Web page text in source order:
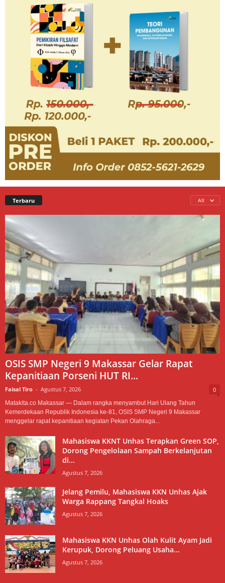
Terbaru All
OSIS SMP Negeri 9 Makassar Gelar Rapat
Kepanitiaan Porseni HUT RI...
Faisal Tiro - Agustus 7, 2026 0
Matakita.co Makassar — Dalam rangka menyambut Hari Ulang Tahun
Kemerdekaan Republik Indonesia ke-81, OSIS SMP Negeri 9 Makassar
menggelar rapat kepanitiaan kegiatan Pekan Olahraga...
Mahasiswa KKNT Unhas Terapkan Green SOP,
Dorong Pengelolaan Sampah Berkelanjutan
di...
Agustus 7, 2026
Jelang Pemilu, Mahasiswa KKN Unhas Ajak
Warga Rappang Tangkal Hoaks
Agustus 7, 2026
Mahasiswa KKN Unhas Olah Kulit Ayam Jadi
Kerupuk, Dorong Peluang Usaha...
Agustus 7, 2026